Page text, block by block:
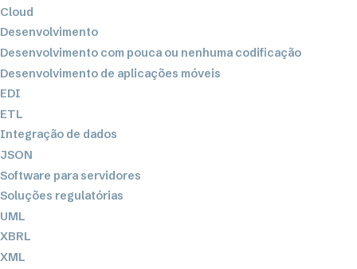
Cloud
Desenvolvimento
Desenvolvimento com pouca ou nenhuma codificação
Desenvolvimento de aplicações móveis
EDI
ETL
Integração de dados
JSON
Software para servidores
Soluções regulatórias
UML
XBRL
XML